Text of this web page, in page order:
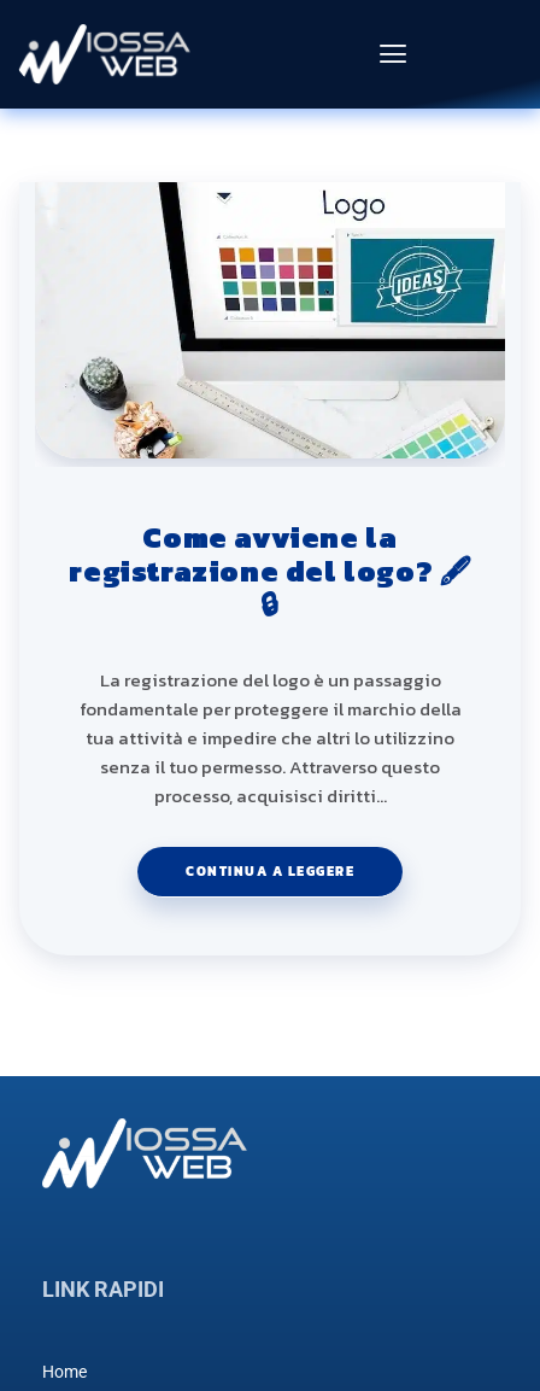
Come avviene la
registrazione del logo? 🖋️
🔒
La registrazione del logo è un passaggio
fondamentale per proteggere il marchio della
tua attività e impedire che altri lo utilizzino
senza il tuo permesso. Attraverso questo
processo, acquisisci diritti…
CONTINUA A LEGGERE
LINK RAPIDI
Home